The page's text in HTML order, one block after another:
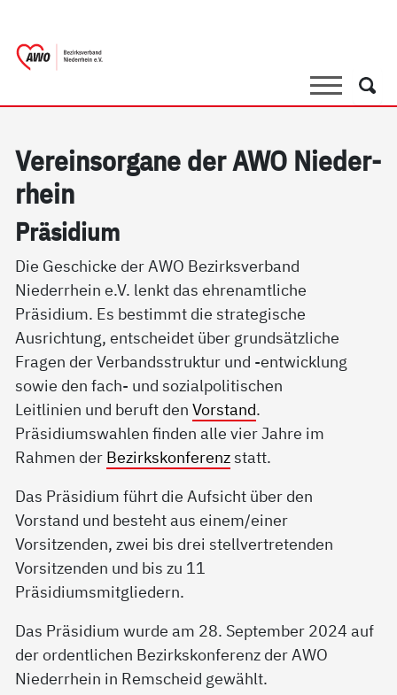
SucheSuche
Ve­r­ein­s­or­ga­ne der AWO Nie­der­
r­hein
Prä­si­di­um
Die Geschicke der AWO Bezirksverband
Niederrhein e.V. lenkt das ehrenamtliche
Präsidium. Es bestimmt die strategische
Ausrichtung, entscheidet über grundsätzliche
Fragen der Verbandsstruktur und -entwicklung
sowie den fach- und sozialpolitischen
Leitlinien und beruft denVorstand.
Präsidiumswahlen finden alle vier Jahre im
Rahmen der Bezirkskonferenzstatt.
Das Präsidium führt die Aufsicht über den
Vorstand und besteht aus einem/einer
Vorsitzenden, zwei bis drei stellvertretenden
Vorsitzenden und bis zu 11
Präsidiumsmitgliedern.
Das Präsidium wurde am 28. September 2024 auf
der ordentlichen Bezirkskonferenz der AWO
Niederrhein in Remscheid gewählt.